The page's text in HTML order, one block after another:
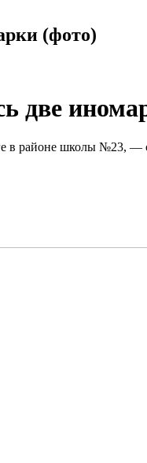
(фото)
две
в районе школы №23, —